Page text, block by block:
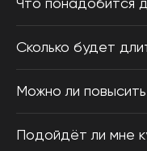
Что понадобится
Сколько будет
Можно ли
Подойдёт ли мне